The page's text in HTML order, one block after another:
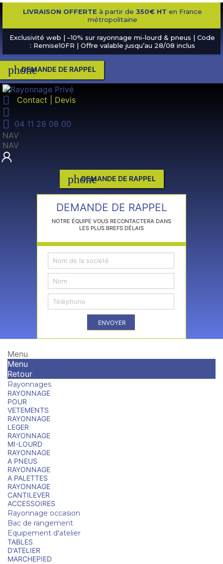
LIVRAISON OFFERTE à partir de 350€ HT en France
métropolitaine
Exclusivité web | –10% sur rayonnage mi-lourd & pneus | Code
: Remise10FR | Offre valable jusqu’au 28/08 inclus
phone
DEMANDE DE RAPPEL
 Contact | Devis


04 11 28 08 00
NAV
NAV
phone
DEMANDE DE RAPPEL
DEMANDE DE RAPPEL
NOTRE ÉQUIPE VOUS RECONTACTERA DANS
LES PLUS BREFS DÉLAIS
ENVOYER
Menu
Menu
Retour
Rayonnages
RAYONNAGE
POUR
VETEMENTS
RAYONNAGE
LEGER
RAYONNAGE
MI-LOURD
RAYONNAGE
A PNEUS
RAYONNAGE
A PALETTES
RAYONNAGE
CANTILEVER
ACCESSOIRES
Rayonnage occasion
Bac de rangement
Equipement d'atelier
TABLES
D'ATELIER
MARCHEPIED